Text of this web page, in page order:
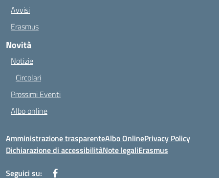
Avvisi
Erasmus
Novità
Notizie
Circolari
Prossimi Eventi
Albo online
Amministrazione trasparenteAlbo OnlinePrivacy Policy
Dichiarazione di accessibilitàNote legaliErasmus
Seguici su: